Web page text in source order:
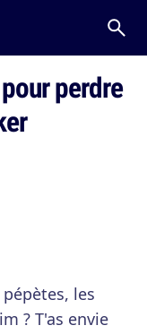
perdre
les
? T'as envie